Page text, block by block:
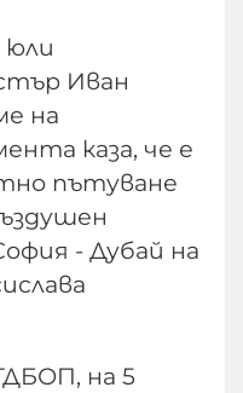
юли
Иван
на
каза, че е
пътуване
- Дубай на
на 5